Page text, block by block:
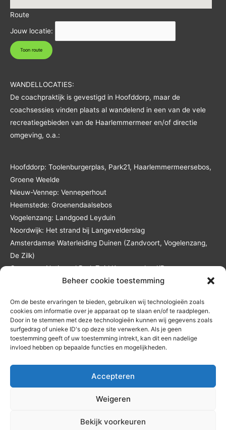
Beheer cookie toestemming
Om de beste ervaringen te bieden, gebruiken wij technologieën zoals
cookies om informatie over je apparaat op te slaan en/of te raadplegen.
Door in te stemmen met deze technologieën kunnen wij gegevens zoals
surfgedrag of unieke ID's op deze site verwerken. Als je geen
toestemming geeft of uw toestemming intrekt, kan dit een nadelige
invloed hebben op bepaalde functies en mogelijkheden.
Accepteren
Weigeren
Bekijk voorkeuren
Route
Jouw locatie:
WANDELLOCATIES:
De coachpraktijk is gevestigd in Hoofddorp, maar de
coachsessies vinden plaats al wandelend in een van de vele
recreatiegebieden van de Haarlemmermeer en/of directie
omgeving, o.a.:
Hoofddorp: Toolenburgerplas, Park21, Haarlemmermeersebos,
Groene Weelde
Nieuw-Vennep: Venneperhout
Heemstede: Groenendaalsebos
Vogelenzang: Landgoed Leyduin
Noordwijk: Het strand bij Langevelderslag
Amsterdamse Waterleiding Duinen (Zandvoort, Vogelenzang,
De Zilk)
Overveen: Nationaal Park Zuid Kennemerland/De
Kennemerduinen
Andere locaties in overleg en tegen reistijd- en
reiskostenvergoeding.
Coachprogramma’s
Ervaringen
Etisch beleid|Correctiebeleid
Zet vandaag die eerste stap!